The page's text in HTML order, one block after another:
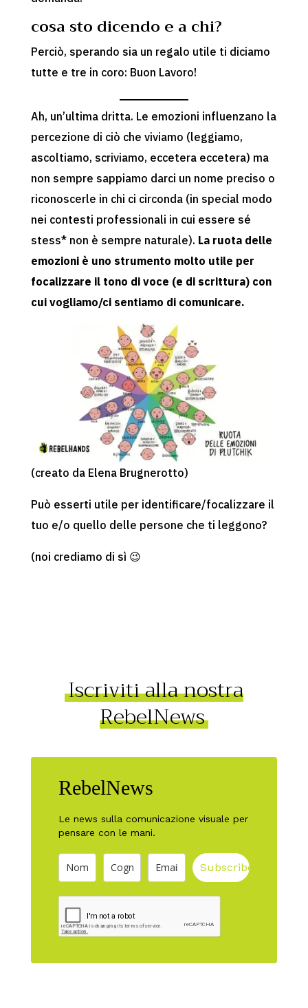
cosa sto dicendo e a chi?
Perciò, sperando sia un regalo utile ti diciamo
tutte e tre in coro: Buon Lavoro!
Ah, un’ultima dritta. Le emozioni influenzano la
percezione di ciò che viviamo (leggiamo,
ascoltiamo, scriviamo, eccetera eccetera) ma
non sempre sappiamo darci un nome preciso o
riconoscerle in chi ci circonda (in special modo
nei contesti professionali in cui essere sé
stess* non è sempre naturale). La ruota delle
emozioni è uno strumento molto utile per
focalizzare il tono di voce (e di scrittura) con
cui vogliamo/ci sentiamo di comunicare.
(creato da Elena Brugnerotto)
Può esserti utile per identificare/focalizzare il
tuo e/o quello delle persone che ti leggono?
(noi crediamo di sì 😉
Iscriviti alla nostra
RebelNews
RebelNews
Le news sulla comunicazione visuale per
pensare con le mani.
Subscribe